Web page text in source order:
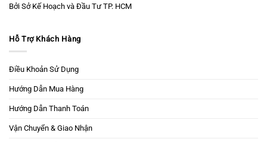
Bởi Sở Kế Hoạch và Đầu Tư TP. HCM
Hỗ Trợ Khách Hàng
Điều Khoản Sử Dụng
Hướng Dẫn Mua Hàng
Hướng Dẫn Thanh Toán
Vận Chuyển & Giao Nhận